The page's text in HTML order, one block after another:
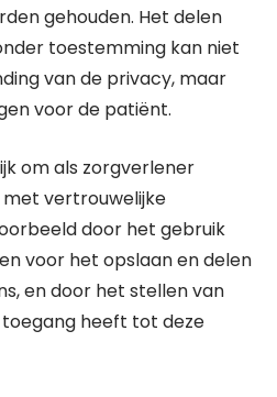
gehouden. Het delen
toestemming kan niet
van de privacy, maar
voor de patiënt.
om als zorgverlener
vertrouwelijke
door het gebruik
voor het opslaan en delen
en door het stellen van
heeft tot deze